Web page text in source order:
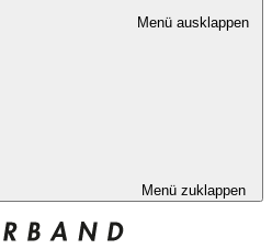
Menü ausklappen
Menü zuklappen